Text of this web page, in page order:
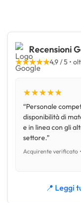
Recensioni
★★★★★4,9 / 5 •
★★★★★
“Personale
disponibilità di
e in linea con gli
settore.”
Acquirente verificato
📍 Leggi